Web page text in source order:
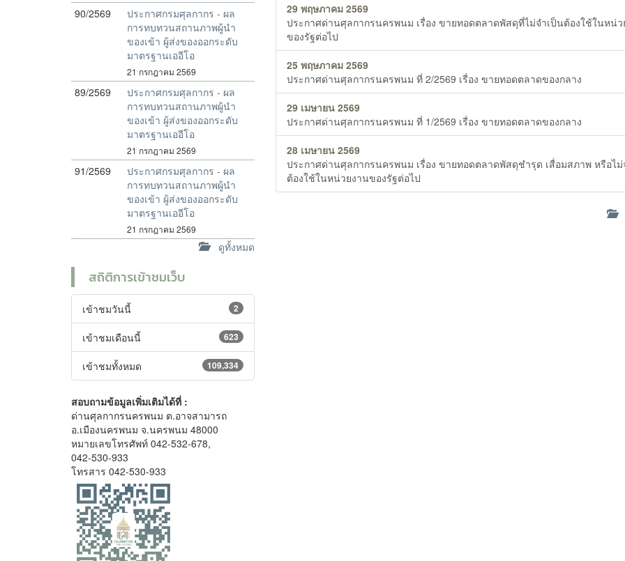
90/2569
ประกาศกรมศุลกากร - ผล
การทบทวนสถานภาพผู้นำ
ของเข้า ผู้ส่งของออกระดับ
มาตรฐานเออีโอ
21 กรกฎาคม 2569
89/2569
ประกาศกรมศุลกากร - ผล
การทบทวนสถานภาพผู้นำ
ของเข้า ผู้ส่งของออกระดับ
มาตรฐานเออีโอ
21 กรกฎาคม 2569
91/2569
ประกาศกรมศุลกากร - ผล
การทบทวนสถานภาพผู้นำ
ของเข้า ผู้ส่งของออกระดับ
มาตรฐานเออีโอ
21 กรกฎาคม 2569
ดูทั้งหมด
สถิติการเข้าชมเว็บ
2
เข้าชมวันนี้
623
เข้าชมเดือนนี้
109,334
เข้าชมทั้งหมด
สอบถามข้อมูลเพิ่มเติมได้ที่ :
ด่านศุลกากรนครพนม ต.อาจสามารถ
อ.เมืองนครพนม จ.นครพนม 48000
หมายเลขโทรศัพท์ 042-532-678,
042-530-933
โทรสาร 042-530-933
29 พฤษภาคม 2569
ประกาศด่านศุลกากรนครพนม เรื่อง ขายทอดตลาดพัสดุที่ไม่จำเป็นต้องใช้ในหน่ว
ของรัฐต่อไป
25 พฤษภาคม 2569
ประกาศด่านศุลกากรนครพนม ที่ 2/2569 เรื่อง ขายทอดตลาดของกลาง
29 เมษายน 2569
ประกาศด่านศุลกากรนครพนม ที่ 1/2569 เรื่อง ขายทอดตลาดของกลาง
28 เมษายน 2569
ประกาศด่านศุลกากรนครพนม เรื่อง ขายทอดตลาดพัสดุชำรุด เสื่อมสภาพ หรือไม่
ต้องใช้ในหน่วยงานของรัฐต่อไป